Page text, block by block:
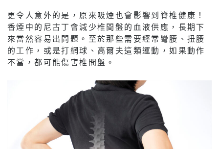
更令人意外的是，原來吸煙也會影響到脊椎健康！
香煙中的尼古丁會減少椎間盤的血液供應，長期下
來當然容易出問題。至於那些需要經常彎腰、扭腰
的工作，或是打網球、高爾夫這類運動，如果動作
不當，都可能傷害椎間盤。